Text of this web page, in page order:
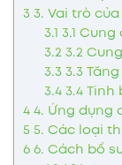
33. Vai trò
3.1 3.1
3.23.2
3.33.3
3.43.4
44. Ứng dụng
55. Các loại
66. Cách bổ